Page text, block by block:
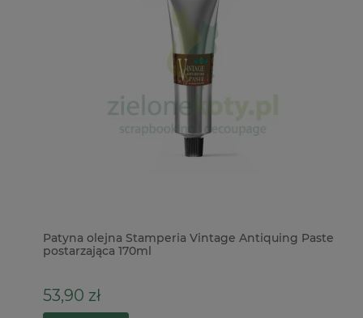
Patyna olejna Stamperia Vintage Antiquing Paste
postarzająca 170ml
53,90 zł